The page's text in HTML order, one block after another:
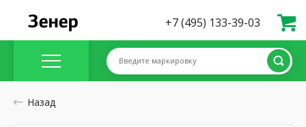
+7 (495) 133-39-03
Введите маркировку
Назад